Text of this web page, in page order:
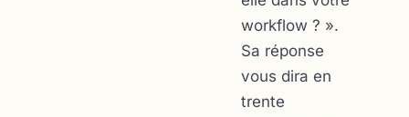
workflow ? ».
Sa réponse
vous dira en
trente